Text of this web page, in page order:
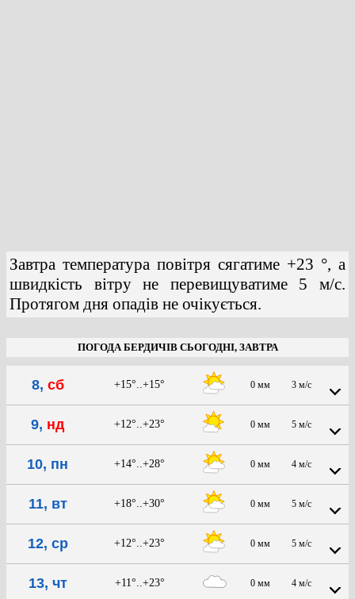
Завтра температура повітря сягатиме +23 °, а
швидкість вітру не перевищуватиме 5 м/с.
Протягом дня опадів не очікується.
ПОГОДА БЕРДИЧІВ СЬОГОДНІ, ЗАВТРА
8, сб +15°..+15° 0 мм 3 м/с
9, нд +12°..+23° 0 мм 5 м/с
10, пн +14°..+28° 0 мм 4 м/с
11, вт +18°..+30° 0 мм 5 м/с
12, ср +12°..+23° 0 мм 5 м/с
13, чт +11°..+23° 0 мм 4 м/с